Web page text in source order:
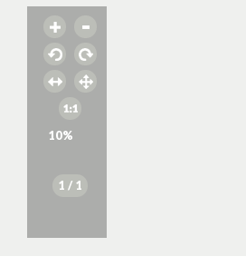
10%
1 / 1